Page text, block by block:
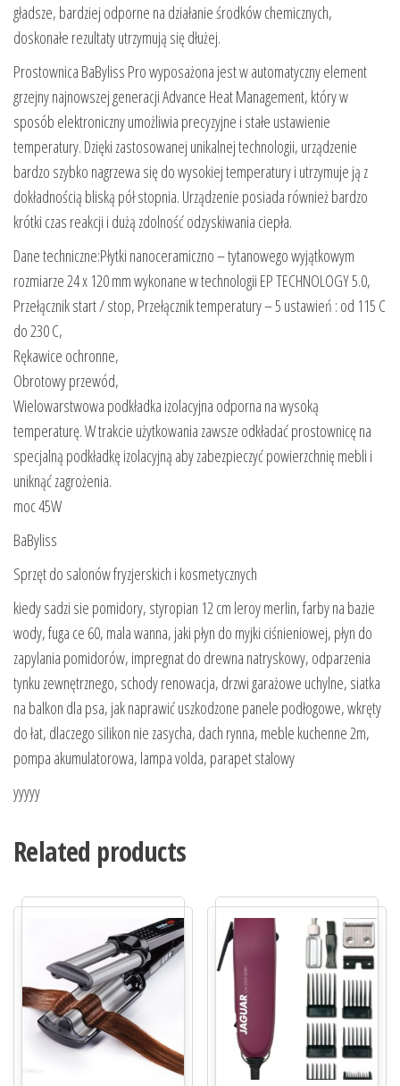
gładsze, bardziej odporne na działanie środków chemicznych,
doskonałe rezultaty utrzymują się dłużej.
Prostownica BaByliss Pro wyposażona jest w automatyczny element
grzejny najnowszej generacji Advance Heat Management, który w
sposób elektroniczny umożliwia precyzyjne i stałe ustawienie
temperatury. Dzięki zastosowanej unikalnej technologii, urządzenie
bardzo szybko nagrzewa się do wysokiej temperatury i utrzymuje ją z
dokładnością bliską pół stopnia. Urządzenie posiada również bardzo
krótki czas reakcji i dużą zdolność odzyskiwania ciepła.
Dane techniczne:Płytki nanoceramiczno – tytanowego wyjątkowym
rozmiarze 24 x 120 mm wykonane w technologii EP TECHNOLOGY 5.0,
Przełącznik start / stop, Przełącznik temperatury – 5 ustawień : od 115 C
do 230 C,
Rękawice ochronne,
Obrotowy przewód,
Wielowarstwowa podkładka izolacyjna odporna na wysoką
temperaturę. W trakcie użytkowania zawsze odkładać prostownicę na
specjalną podkładkę izolacyjną aby zabezpieczyć powierzchnię mebli i
uniknąć zagrożenia.
moc 45W
BaByliss
Sprzęt do salonów fryzjerskich i kosmetycznych
kiedy sadzi sie pomidory, styropian 12 cm leroy merlin, farby na bazie
wody, fuga ce 60, mala wanna, jaki płyn do myjki ciśnieniowej, płyn do
zapylania pomidorów, impregnat do drewna natryskowy, odparzenia
tynku zewnętrznego, schody renowacja, drzwi garażowe uchylne, siatka
na balkon dla psa, jak naprawić uszkodzone panele podłogowe, wkręty
do łat, dlaczego silikon nie zasycha, dach rynna, meble kuchenne 2m,
pompa akumulatorowa, lampa volda, parapet stalowy
yyyyy
Related products